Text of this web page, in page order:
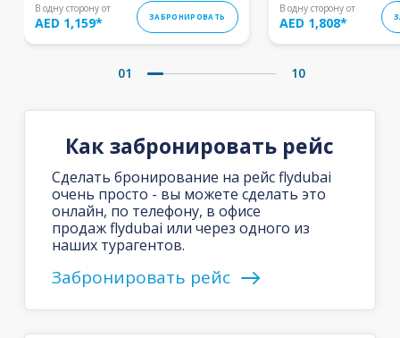
В одну сторону от
AED 1,159* ЗАБРОНИРОВАТЬ
В одну сторону от
AED 1,808*
01 10
Как забронировать рейс
Сделать бронирование на рейс flydubai
очень просто - вы можете сделать это
онлайн, по телефону, в офисе
продаж flydubai или через одного из
наших турагентов.
Забронировать рейс